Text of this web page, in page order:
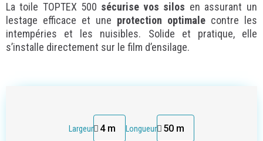
La toile TOPTEX 500 sécurise vos silos en assurant un
lestage efficace et une protection optimale contre les
intempéries et les nuisibles. Solide et pratique, elle
s’installe directement sur le film d’ensilage.
Largeur Longueur